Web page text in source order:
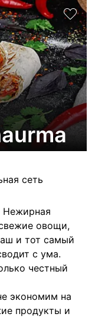
сеть
Нежирная
овощи,
и тот самый
с ума.
честный
экономим на
продукты и